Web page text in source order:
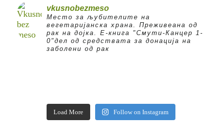
vkusnobezmeso
Место за љубителите на
вегетаријанска храна. Преживеана од
рак на дојка.
E-книга "Смути-Канцер 1-
0"дел од средствата за донација на
заболени од рак
Load More Follow on Instagram